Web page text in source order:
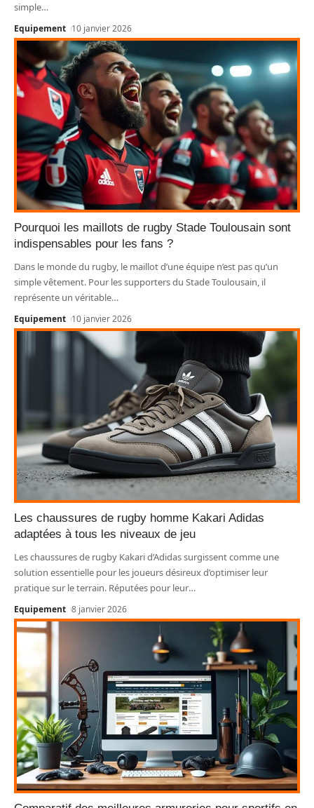
simple…
Equipement 10 janvier 2026
Pourquoi les maillots de rugby Stade Toulousain sont
indispensables pour les fans ?
Dans le monde du rugby, le maillot d’une équipe n’est pas qu’un
simple vêtement. Pour les supporters du Stade Toulousain, il
représente un véritable…
Equipement 10 janvier 2026
Les chaussures de rugby homme Kakari Adidas
adaptées à tous les niveaux de jeu
Les chaussures de rugby Kakari d’Adidas surgissent comme une
solution essentielle pour les joueurs désireux d’optimiser leur
pratique sur le terrain. Réputées pour leur…
Equipement 8 janvier 2026